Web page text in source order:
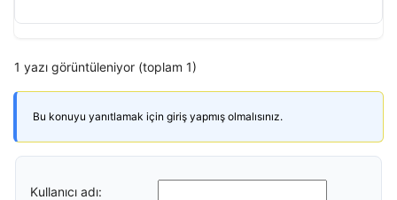
1 yazı görüntüleniyor (toplam 1)
Bu konuyu yanıtlamak için giriş yapmış olmalısınız.
Kullanıcı adı: